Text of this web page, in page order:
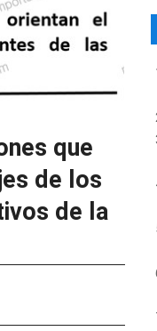
que
de los
de la